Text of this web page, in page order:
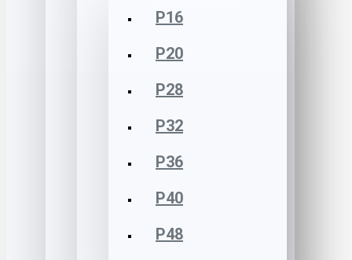
Р16
Р20
Р28
Р32
Р36
Р40
Р48